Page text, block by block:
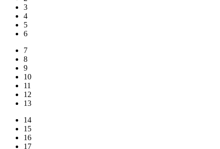
3
4
5
6
7
8
9
10
11
12
13
14
15
16
17